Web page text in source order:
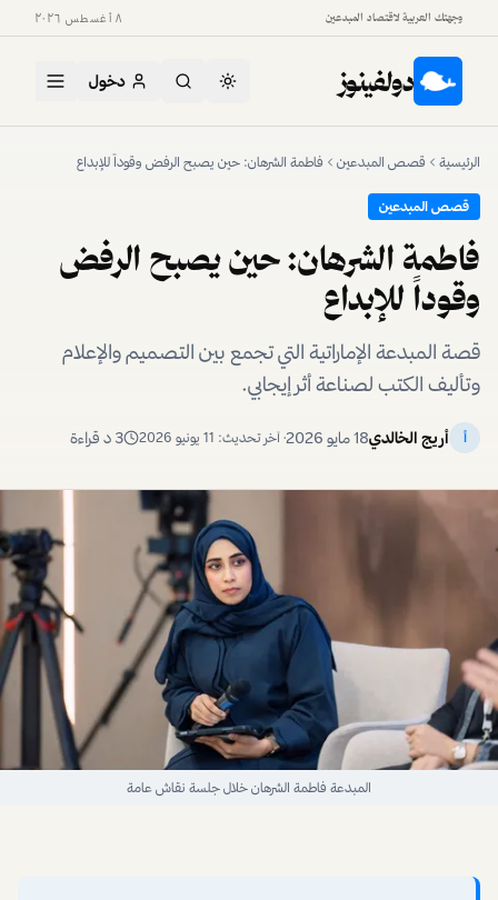
وجهتك العربية لاقتصاد المبدعين ٨ أغسطس ٢٠٢٦
دولفينوز دخول
الرئيسية قصص المبدعين فاطمة الشرهان: حين يصبح الرفض وقوداً للإبداع
قصص المبدعين
فاطمة الشرهان: حين يصبح الرفض
وقوداً للإبداع
قصة المبدعة الإماراتية التي تجمع بين التصميم والإعلام
وتأليف الكتب لصناعة أثر إيجابي.
أ أريج الخالدي18 مايو 2026 · آخر تحديث: 11 يونيو 2026 3 د قراءة
المبدعة فاطمة الشرهان خلال جلسة نقاش عامة